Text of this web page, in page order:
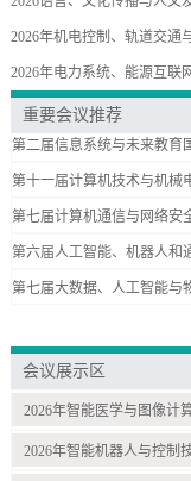
2026年机电控制、轨道交通
2026年电力系统、能源互联
重要会议推荐
第二届信息系统与未来教育
第十一届计算机技术与机械
第七届计算机通信与网络安
第六届人工智能、机器人和
第七届大数据、人工智能与
会议展示区
2026年智能医学与图像计
2026年智能机器人与控制